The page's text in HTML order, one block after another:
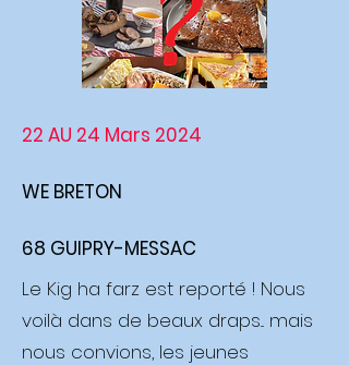
22 AU 24 Mars 2024
WE BRETON
68 GUIPRY-MESSAC
Le Kig ha farz est reporté ! Nous
voilà dans de beaux draps... mais
nous convions, les jeunes